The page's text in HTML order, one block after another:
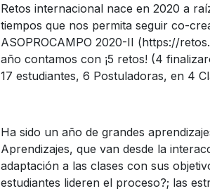
Retos internacional nace en 2020 a
tiempos que nos permita seguir co-
ASOPROCAMPO 2020-II (https://
año contamos con ¡5 retos! (4
17 estudiantes, 6 Postuladoras, en 4
Ha sido un año de grandes
Aprendizajes, que van desde la
adaptación a las clases con sus
estudiantes lideren el proceso?; las